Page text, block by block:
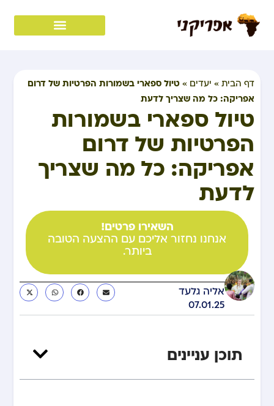
דף הבית » יעדים »טיול ספארי בשמורות הפרטיות של דרום
אפריקה: כל מה שצריך לדעת
טיול ספארי בשמורות
הפרטיות של דרום
אפריקה: כל מה שצריך
לדעת
השאירו פרטים!
אנחנו נחזור אליכם עם ההצעה הטובה
ביותר.
אליה גלעד
07.01.25
תוכן עניינים